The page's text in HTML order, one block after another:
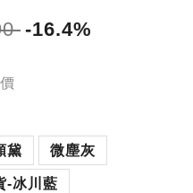
-16.4%
黛 微塵灰
-冰川藍